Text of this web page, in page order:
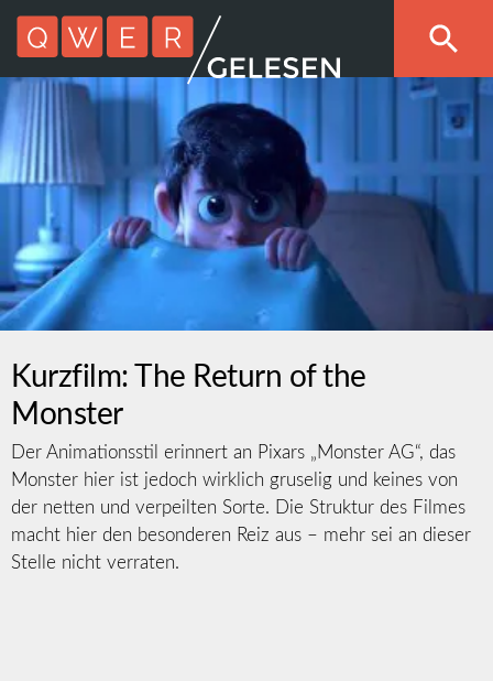
Kurzfilm: The Return of the
Monster
Der Animationsstil erinnert an Pixars „Monster AG“, das
Monster hier ist jedoch wirklich gruselig und keines von
der netten und verpeilten Sorte. Die Struktur des Filmes
macht hier den besonderen Reiz aus – mehr sei an dieser
Stelle nicht verraten.